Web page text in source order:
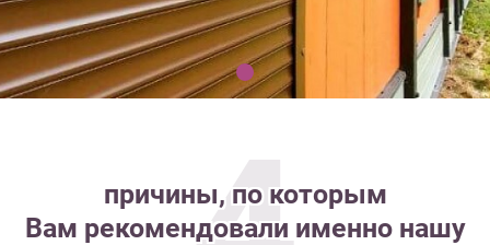
причины, по которым
Вам рекомендовали именно нашу